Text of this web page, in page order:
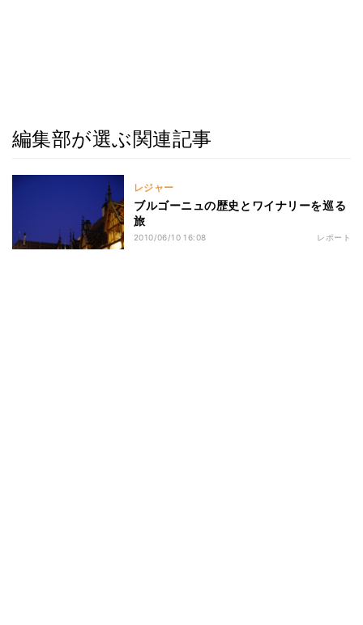
編集部が選ぶ関連記事
レジャー
ブルゴーニュの歴史とワイナリーを巡る
旅
2010/06/10 16:08 レポート